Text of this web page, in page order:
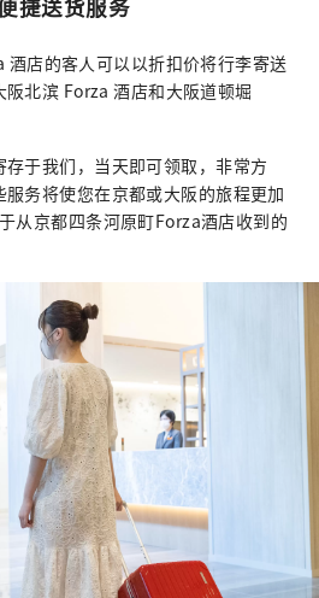
捷送货服务
酒店的客人可以以折扣价将行李寄送
北滨 Forza 酒店和大阪道顿堀
于我们，当天即可领取，非常方
务将使您在京都或大阪的旅程更加
从京都四条河原町Forza酒店收到的